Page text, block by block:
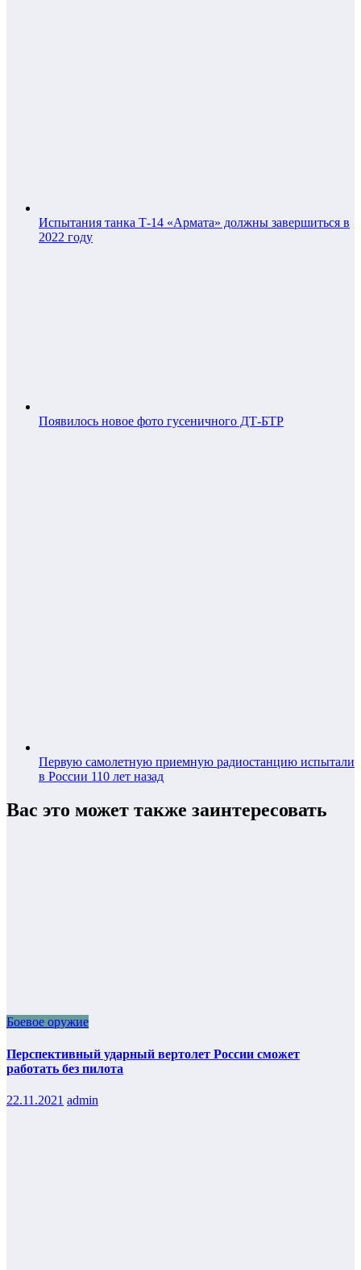
Испытания танка Т-14 «Армата» должны завершиться в
2022 году
Появилось новое фото гусеничного ДТ-БТР
Первую самолетную приемную радиостанцию испытали
в России 110 лет назад
Вас это может также заинтересовать
Боевое оружие
Перспективный ударный вертолет России сможет
работать без пилота
22.11.2021 admin